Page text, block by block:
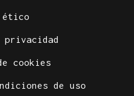
ético
cookies
de uso